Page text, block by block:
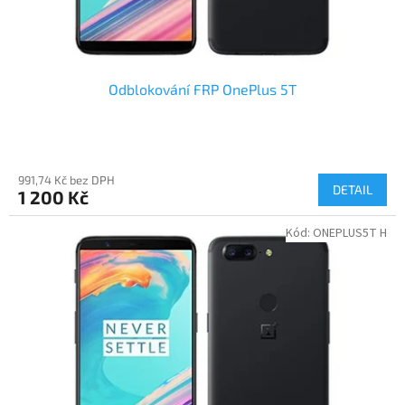
Odblokování FRP OnePlus 5T
991,74 Kč bez DPH
1 200 Kč DETAIL
Kód: ONEPLUS5T H